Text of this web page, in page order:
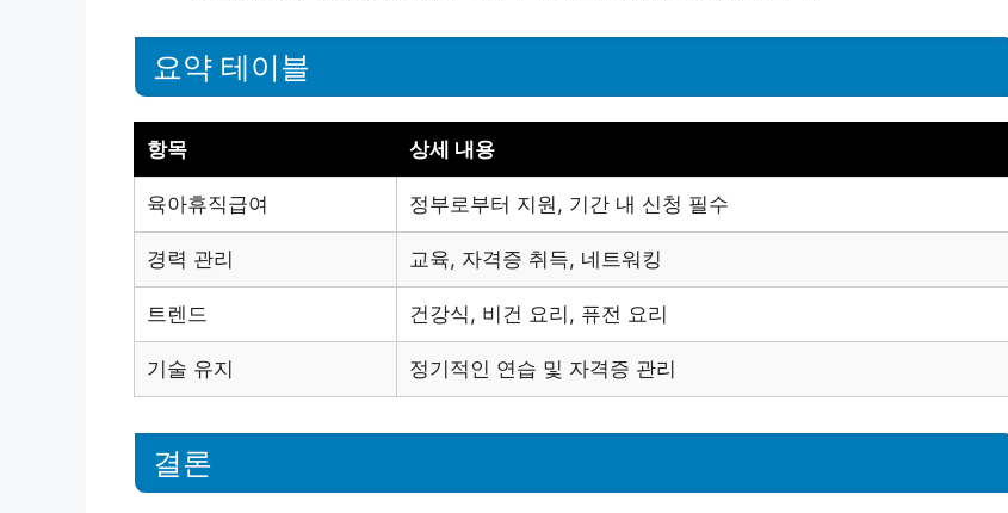
요약 테이블
항목 상세 내용
육아휴직급여 정부로부터 지원, 기간 내 신청 필수
경력 관리 교육, 자격증 취득, 네트워킹
트렌드 건강식, 비건 요리, 퓨전 요리
기술 유지 정기적인 연습 및 자격증 관리
결론